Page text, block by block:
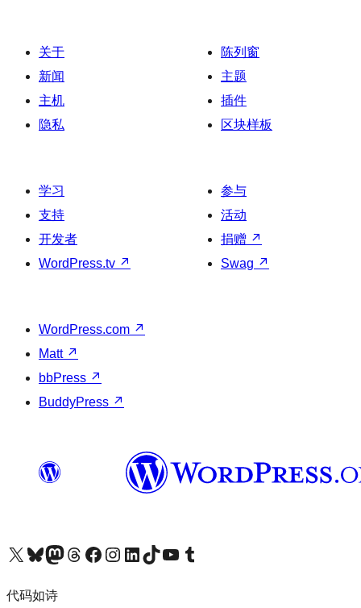
关于
新闻
主机
隐私
陈列窗
主题
插件
区块样板
学习
支持
开发者
WordPress.tv ↗
参与
活动
捐赠 ↗
Swag ↗
WordPress.com ↗
Matt ↗
bbPress ↗
BuddyPress ↗
关注我们的 X（原 Twitter）账号访问我们的 Bluesky 账号关注我们的 Mastodon 账号访问我们的 Threads 账号 访问我们的 Facebook 公共主页关注我们的 Instagram 账号 关注我们的 LinkedIn 主页访问我们的 TikTok 账号访问我们的 YouTube 频道 访问我们的 Tumblr 账号
代码如诗